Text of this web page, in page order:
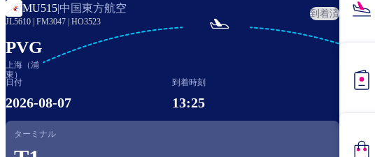
MU515|中国東方航空
JL5610 FM3047 HO3523
到着済
PVG
上海（浦
東）

日付
2026-08-07
到着時刻
13:25
ターミナル